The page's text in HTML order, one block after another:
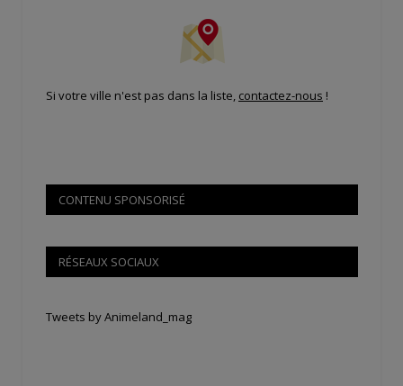
Si votre ville n'est pas dans la liste, contactez-nous !
CONTENU SPONSORISÉ
RÉSEAUX SOCIAUX
Tweets by Animeland_mag